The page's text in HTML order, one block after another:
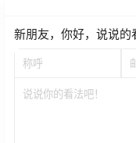
新朋友，你好，说说的